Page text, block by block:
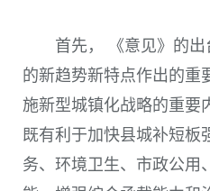
首先， 《意见》的
的新趋势新特点作出的重
施新型城镇化战略的重要
既有利于加快县城补短板
务、环境卫生、市政公用